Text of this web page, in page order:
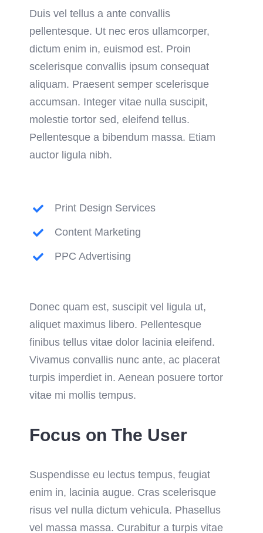
Duis vel tellus a ante convallis
pellentesque. Ut nec eros ullamcorper,
dictum enim in, euismod est. Proin
scelerisque convallis ipsum consequat
aliquam. Praesent semper scelerisque
accumsan. Integer vitae nulla suscipit,
molestie tortor sed, eleifend tellus.
Pellentesque a bibendum massa. Etiam
auctor ligula nibh.
Print Design Services
Content Marketing
PPC Advertising
Donec quam est, suscipit vel ligula ut,
aliquet maximus libero. Pellentesque
finibus tellus vitae dolor lacinia eleifend.
Vivamus convallis nunc ante, ac placerat
turpis imperdiet in. Aenean posuere tortor
vitae mi mollis tempus.
Focus on The User
Suspendisse eu lectus tempus, feugiat
enim in, lacinia augue. Cras scelerisque
risus vel nulla dictum vehicula. Phasellus
vel massa massa. Curabitur a turpis vitae